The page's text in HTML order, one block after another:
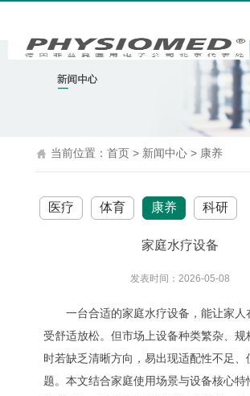
当前位置： 首页 > 新闻中心 > 康养
医疗 体育 康养 科研
家庭水疗设备
发表时间：2026-05-08
一台合适的家庭水疗设备，能让家人
受舒适放松。但市场上设备种类繁杂、规
时若缺乏清晰方向，易出现适配性不足、
题。本文结合家庭使用场景与设备核心特